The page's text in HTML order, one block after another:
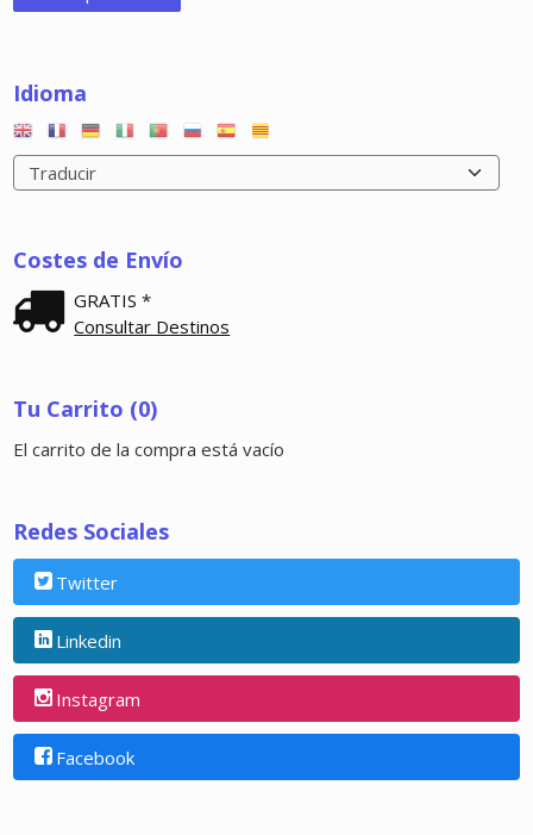
Idioma
Costes de Envío
GRATIS *
Consultar Destinos
Tu Carrito (0)
El carrito de la compra está vacío
Redes Sociales
Twitter
Linkedin
Instagram
Facebook